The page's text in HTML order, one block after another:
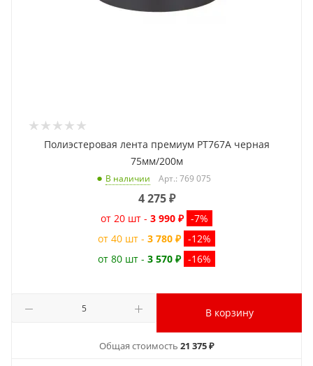
Полиэстеровая лента премиум PT767A черная
75мм/200м
В наличии Арт.: 769 075
4 275₽
от 20 шт - 3 990 ₽ -7%
от 40 шт - 3 780 ₽ -12%
от 80 шт - 3 570 ₽ -16%
В корзину
Общая стоимость 21 375 ₽